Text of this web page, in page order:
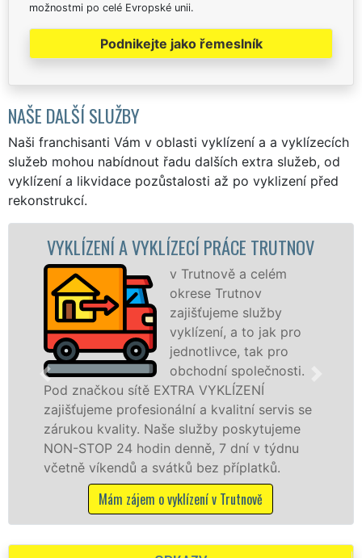
možnostmi po celé Evropské unii.
Podnikejte jako řemeslník
NAŠE DALŠÍ SLUŽBY
Naši franchisanti Vám v oblasti vyklízení a a vyklízecích
služeb mohou nabídnout řadu dalších extra služeb, od
vyklízení a likvidace pozůstalosti až po vyklizení před
rekonstrukcí.
A VYKLÍZECÍ PRÁCE TRUTNOV
v Trutnově a celém
okrese Trutnov
zajišťujeme služby
vyklízení, a to jak pro
jednotlivce, tak pro
obchodní společnosti.
sítě EXTRA VYKLÍZENÍ
profesionální a kvalitní servis se
Naše služby poskytujeme
24 hodin denně, 7 dní v týdnu
a svátků bez příplatků.
Mám zájem o vyklízení v Trutnově
jak
zárukou
STOP bez